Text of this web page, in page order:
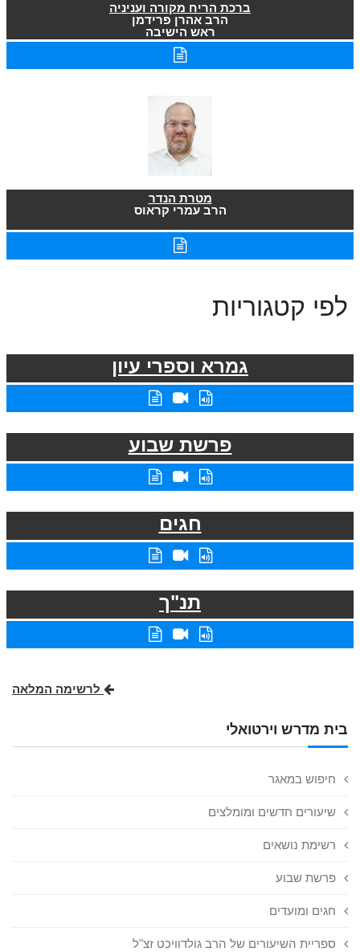
בית מדרש וירטואלי
חיפוש במאגר
שיעורים חדשים ומומלצים
רשימת נושאים
פרשת שבוע
חגים ומועדים
ספריית השיעורים של הרב גולדוויכט זצ"ל
ברכת הריח מקורה ועניניה
הרב אהרן פרידמן
ראש הישיבה
מטרת הנדר
הרב עמרי קראוס
לפי קטגוריות
גמרא וספרי עיון
פרשת שבוע
חגים
תנ"ך
לרשימה המלאה